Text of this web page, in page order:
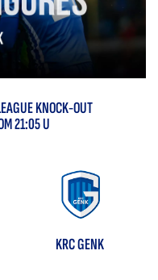
KNOCK-OUT
21:05 U
KRC GENK